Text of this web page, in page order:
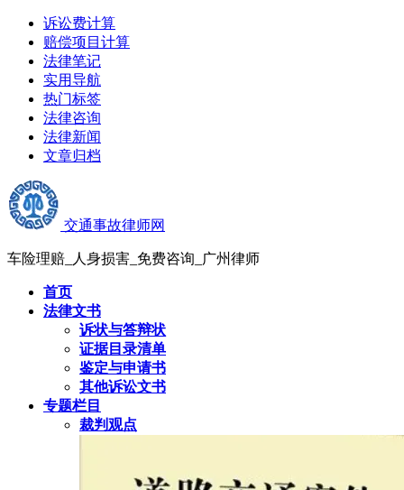
诉讼费计算
赔偿项目计算
法律笔记
实用导航
热门标签
法律咨询
法律新闻
文章归档
交通事故律师网
车险理赔_人身损害_免费咨询_广州律师
首页
法律文书
诉状与答辩状
证据目录清单
鉴定与申请书
其他诉讼文书
专题栏目
裁判观点